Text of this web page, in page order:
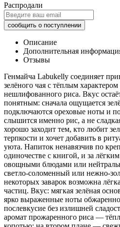
Распродали
Описание
Дополнительная
Отзывы
Генмайча Labukelly соединяет
зелёного чая с тёплым
нешлифованного риса. Вкус
понятным: сначала ощущается
подключаются ореховые ноты и
слышится именно рис, а не
хорошо заходит тем, кто любит
терпкости и хочет добавить в
уюта. Напиток ненавязчив по
одиночестве с книгой, и за
овощными блюдами или
светло-соломенный или нежно-
некоторых заварок возможна
частиц. Вкус: мягкая зелёная
ярко выраженные ноты
послевкусие без излишней
аромат прожаренного риса —